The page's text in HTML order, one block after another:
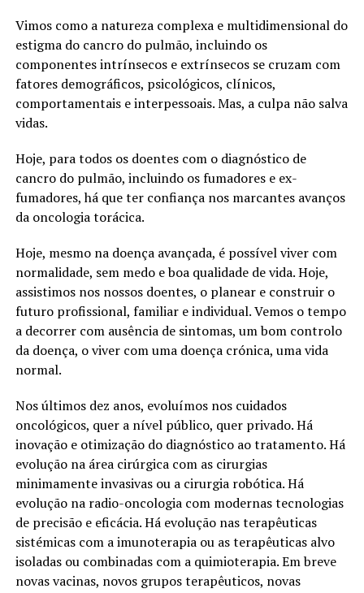
Vimos como a natureza complexa e multidimensional do
estigma do cancro do pulmão, incluindo os
componentes intrínsecos e extrínsecos se cruzam com
fatores demográficos, psicológicos, clínicos,
comportamentais e interpessoais. Mas, a culpa não salva
vidas.
Hoje, para todos os doentes com o diagnóstico de
cancro do pulmão, incluindo os fumadores e ex-
fumadores, há que ter confiança nos marcantes avanços
da oncologia torácica.
Hoje, mesmo na doença avançada, é possível viver com
normalidade, sem medo e boa qualidade de vida. Hoje,
assistimos nos nossos doentes, o planear e construir o
futuro profissional, familiar e individual. Vemos o tempo
a decorrer com ausência de sintomas, um bom controlo
da doença, o viver com uma doença crónica, uma vida
normal.
Nos últimos dez anos, evoluímos nos cuidados
oncológicos, quer a nível público, quer privado. Há
inovação e otimização do diagnóstico ao tratamento. Há
evolução na área cirúrgica com as cirurgias
minimamente invasivas ou a cirurgia robótica. Há
evolução na radio-oncologia com modernas tecnologias
de precisão e eficácia. Há evolução nas terapêuticas
sistémicas com a imunoterapia ou as terapêuticas alvo
isoladas ou combinadas com a quimioterapia. Em breve
novas vacinas, novos grupos terapêuticos, novas